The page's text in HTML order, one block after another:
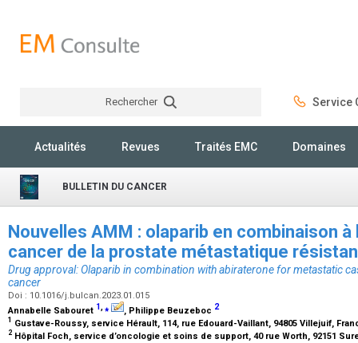
Rechercher Service
Actualités Revues Traités EMC Domaines
BULLETIN DU CANCER
Nouvelles AMM : olaparib en combinaison à
cancer de la prostate métastatique
Drug approval: Olaparib in combination with abiraterone for metastatic
cancer
Doi : 10.1016/j.bulcan.2023.01.015
Annabelle Sabouret 1,⁎ , Philippe Beuzeboc 2
1 Gustave-Roussy, service Hérault, 114, rue Edouard-Vaillant, 94805 Villejuif,
2 Hôpital Foch, service d’oncologie et soins de support, 40 rue Worth, 92151